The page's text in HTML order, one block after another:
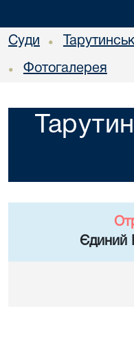
Суди •
• Фотогалерея
Єдиний